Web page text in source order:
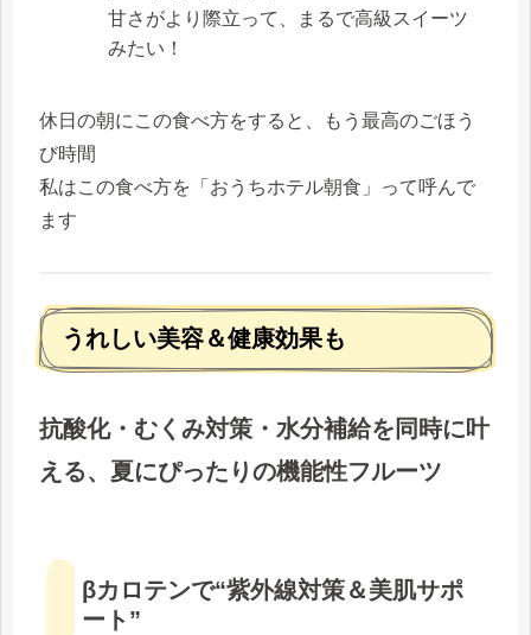
甘さがより際立って、まるで高級スイーツ
みたい！
休日の朝にこの食べ方をすると、もう最高のごほう
び時間
私はこの食べ方を「おうちホテル朝食」って呼んで
ます
うれしい美容＆健康効果も
抗酸化・むくみ対策・水分補給を同時に叶
える、夏にぴったりの機能性フルーツ
βカロテンで“紫外線対策＆美肌サポ
ート”